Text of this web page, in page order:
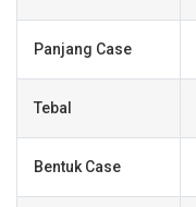
Panjang Case
Tebal
Bentuk Case